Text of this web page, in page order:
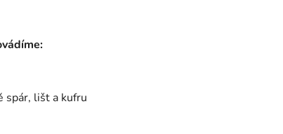
spár, lišt a kufru